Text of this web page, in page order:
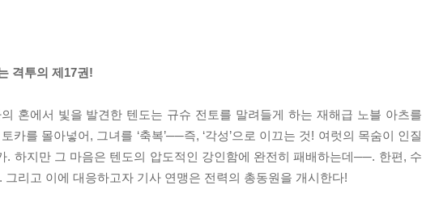
격투의 제17권!
혼에서 빛을 발견한 텐도는 규슈 전토를 말려들게 하는 재해급 노블 아츠를
를 몰아넣어, 그녀를 ‘축복’──즉, ‘각성’으로 이끄는 것! 여럿의 목숨이 인질
하지만 그 마음은 텐도의 압도적인 강인함에 완전히 패배하는데──. 한편, 수
리고 이에 대응하고자 기사 연맹은 전력의 총동원을 개시한다!